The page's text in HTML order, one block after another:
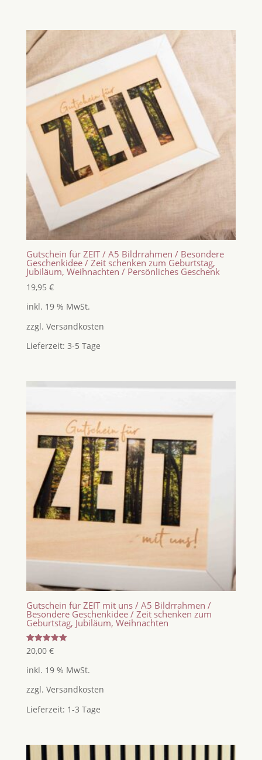
Gutschein für ZEIT / A5 Bildrrahmen / Besondere
Geschenkidee / Zeit schenken zum Geburtstag,
Jubiläum, Weihnachten / Persönliches Geschenk
19,95 €
inkl. 19 % MwSt.
zzgl. Versandkosten
Lieferzeit: 3-5 Tage
Gutschein für ZEIT mit uns / A5 Bildrrahmen /
Besondere Geschenkidee / Zeit schenken zum
Geburtstag, Jubiläum, Weihnachten
Bewertet
mit
von 5
20,00 €
inkl. 19 % MwSt.
zzgl. Versandkosten
Lieferzeit: 1-3 Tage